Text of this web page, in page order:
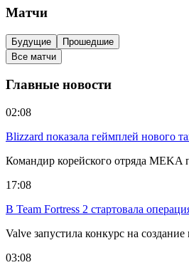
Матчи
Будущие
Прошедшие
Все матчи
Главные новости
02:08
Blizzard показала геймплей нового
Командир корейского отряда MEKA
17:08
В Team Fortress 2 стартовала
Valve запустила конкурс на
03:08